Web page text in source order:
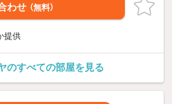
わせ （無料）
提供
のすべての部屋を見る